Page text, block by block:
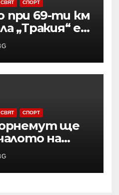
СВЯТ СПОРТ
при 69-ти км
„Тракия“ е
в
СВЯТ СПОРТ
ще
на
лига
на лявото